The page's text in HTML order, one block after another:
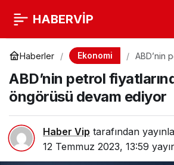
HABERVİP
Haberler Ekonomi
ABD’nin
ABD’nin petrol
öngörüsü devam ediyor
Haber Vip tarafından
12 Temmuz 2023, 13:59